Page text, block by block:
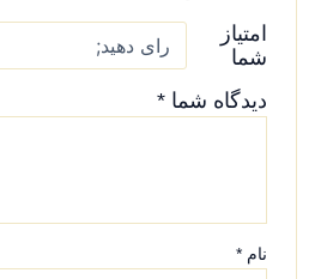
امتیاز
شما
دیدگاه شما*
نام*